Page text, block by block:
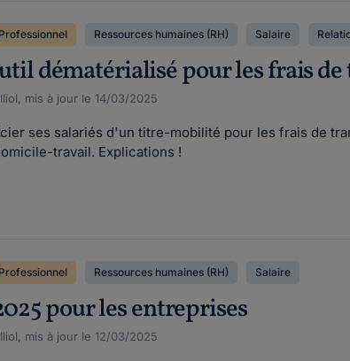
Professionnel Ressources humaines (RH) Salaire
dématérialisé pour les frais de
mis à jour le 14/03/2025
ses salariés d'un titre-mobilité pour les frais de
travail. Explications !
Professionnel Ressources humaines (RH) Salaire
pour les entreprises
mis à jour le 12/03/2025